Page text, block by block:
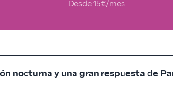
Desde 15€/mes
nocturna y una gran respuesta de